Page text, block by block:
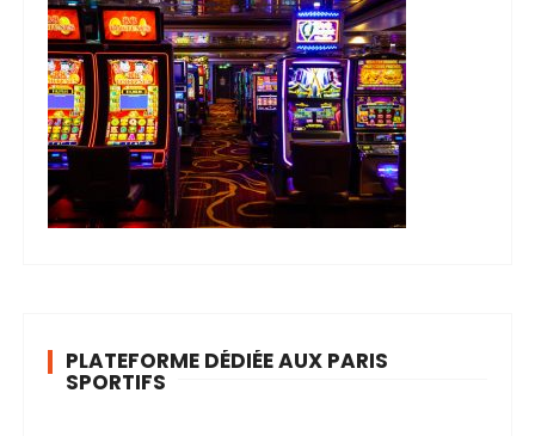
PLATEFORME DÉDIÉE AUX PARIS
SPORTIFS